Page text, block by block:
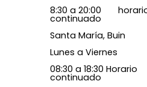
8:30 a 20:00
continuado
Santa María, Buin
Lunes a Viernes
08:30 a 18:30 Horario
continuado